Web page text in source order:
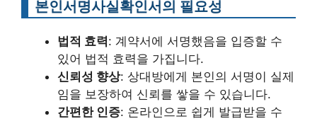
본인서명사실확인서의 필요성
법적 효력: 계약서에 서명했음을 입증할 수
있어 법적 효력을 가집니다.
신뢰성 향상: 상대방에게 본인의 서명이 실제
임을 보장하여 신뢰를 쌓을 수 있습니다.
간편한 인증: 온라인으로 쉽게 발급받을 수